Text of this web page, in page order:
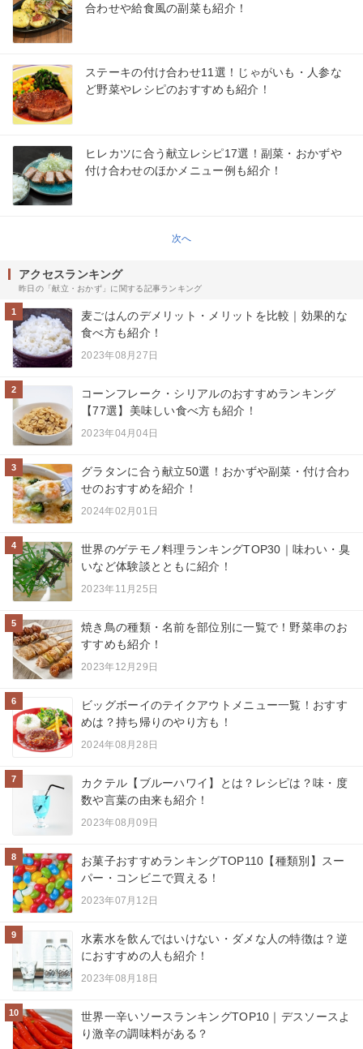
合わせや給食風の副菜も紹介！
ステーキの付け合わせ11選！じゃがいも・人参な
ど野菜やレシピのおすすめも紹介！
ヒレカツに合う献立レシピ17選！副菜・おかずや
付け合わせのほかメニュー例も紹介！
次へ
アクセスランキング
昨日の「献立・おかず」に関する記事ランキング
1
麦ごはんのデメリット・メリットを比較｜効果的な
食べ方も紹介！
2023年08月27日
2
コーンフレーク・シリアルのおすすめランキング
【77選】美味しい食べ方も紹介！
2023年04月04日
3
グラタンに合う献立50選！おかずや副菜・付け合わ
せのおすすめを紹介！
2024年02月01日
4
世界のゲテモノ料理ランキングTOP30｜味わい・臭
いなど体験談とともに紹介！
2023年11月25日
5
焼き鳥の種類・名前を部位別に一覧で！野菜串のお
すすめも紹介！
2023年12月29日
6
ビッグボーイのテイクアウトメニュー一覧！おすす
めは？持ち帰りのやり方も！
2024年08月28日
7
カクテル【ブルーハワイ】とは？レシピは？味・度
数や言葉の由来も紹介！
2023年08月09日
8
お菓子おすすめランキングTOP110【種類別】スー
パー・コンビニで買える！
2023年07月12日
9
水素水を飲んではいけない・ダメな人の特徴は？逆
におすすめの人も紹介！
2023年08月18日
10
世界一辛いソースランキングTOP10｜デスソースよ
り激辛の調味料がある？